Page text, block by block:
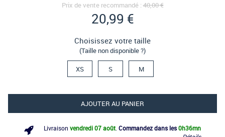
Prix de vente recommandé :40,00 €
20,99 €
Choisissez votre taille
(Taille non disponible ?)
XS S M
AJOUTER AU PANIER
Livraison vendredi 07 août Commandez dans les0h36mn